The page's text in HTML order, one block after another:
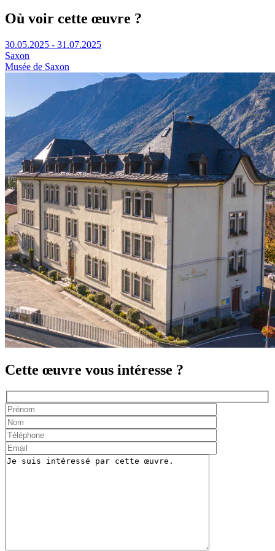
Où voir cette œuvre ?
30.05.2025 - 31.07.2025
Saxon
Musée de Saxon
Cette œuvre vous intéresse ?